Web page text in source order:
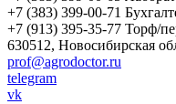
+7 (383) 399-00-71
+7 (913) 395-35-77 Торф/
630512, Новосибирская
prof@agrodoctor.ru
telegram
vk